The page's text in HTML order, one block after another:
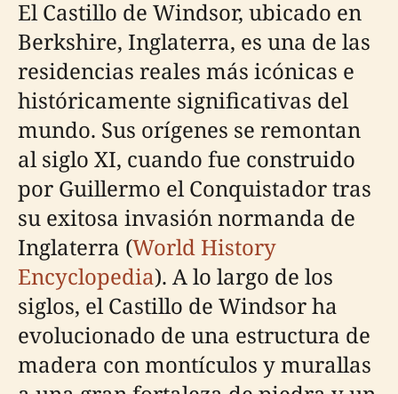
El Castillo de Windsor, ubicado en
Berkshire, Inglaterra, es una de las
residencias reales más icónicas e
históricamente significativas del
mundo. Sus orígenes se remontan
al siglo XI, cuando fue construido
por Guillermo el Conquistador tras
su exitosa invasión normanda de
Inglaterra (World History
Encyclopedia). A lo largo de los
siglos, el Castillo de Windsor ha
evolucionado de una estructura de
madera con montículos y murallas